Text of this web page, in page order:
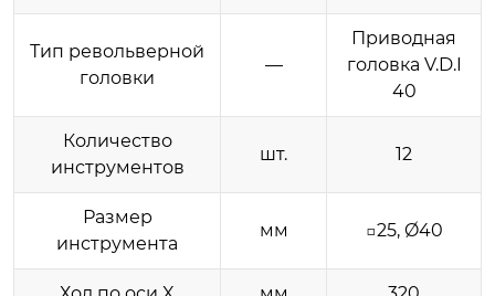
Тип револьверной
головки
—
Приводная
головка V.D.I
40
Количество
инструментов
шт. 12
Размер
инструмента
мм □25, Ø40